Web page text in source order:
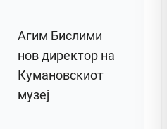
Агим Бислими
нов директор на
Кумановскиот
музеј